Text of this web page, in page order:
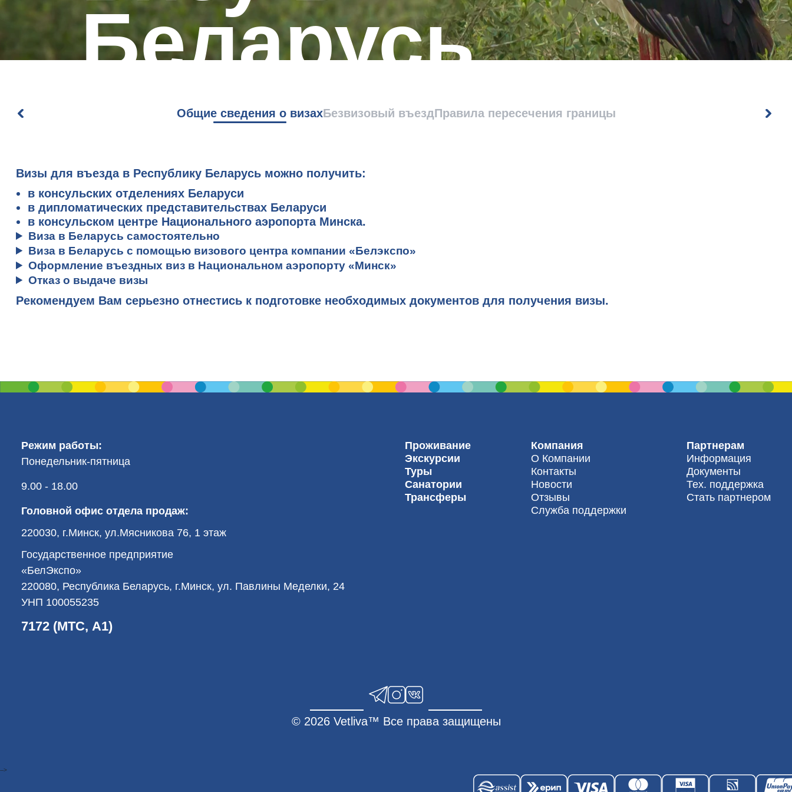
Беларусь
Общие сведения о визахБезвизовый въездПравила пересечения границы
Визы для въезда в Республику Беларусь можно получить:
в консульских отделениях Беларуси
в дипломатических представительствах Беларуси
в консульском центре Национального аэропорта Минска.
Виза в Беларусь самостоятельно
Виза в Беларусь с помощью визового центра компании «Белэкспо»
Оформление въездных виз в Национальном аэропорту «Минск»
Отказ о выдаче визы
Рекомендуем Вам серьезно отнестись к подготовке необходимых документов для получения визы.
Режим работы:
Понедельник-пятница
9.00 - 18.00
Головной офис отдела продаж:
220030, г.Минск, ул.Мясникова 76, 1 этаж
Государственное предприятие
«БелЭкспо»
220080, Республика Беларусь, г.Минск, ул. Павлины Меделки, 24
УНП 100055235
7172 (МТС, А1)
Проживание
Экскурсии
Туры
Санатории
Трансферы
Компания
О Компании
Контакты
Новости
Отзывы
Служба поддержки
Партнерам
Информация
Документы
Тех. поддержка
Стать партнером
© 2026 Vetliva™ Все права защищены
-->